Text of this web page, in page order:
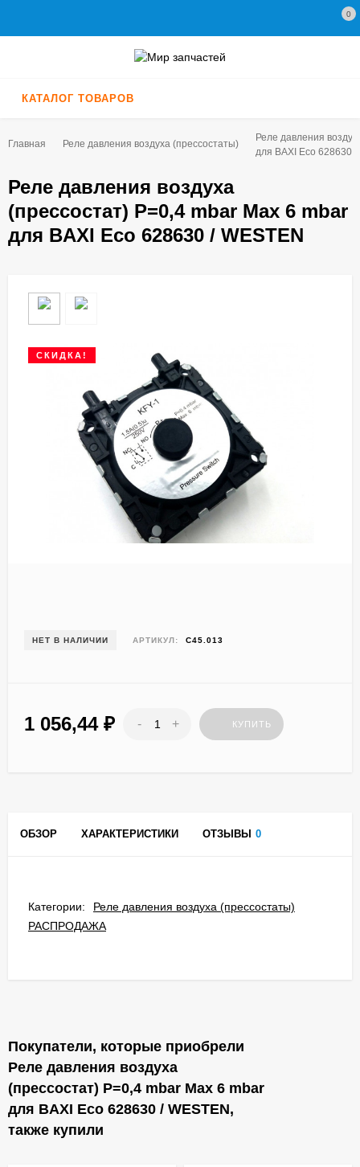
0
КАТАЛОГ ТОВАРОВ
Главная Реле давления воздуха (прессостаты)
Реле давления
для BAXI Eco 628630 /
Реле давления воздуха
(прессостат) P=0,4 mbar Max 6 mbar
для BAXI Eco 628630 / WESTEN
СКИДКА!
НЕТ В НАЛИЧИИ АРТИКУЛ: C45.013
1 056,44 ₽ - + КУПИТЬ
ОБЗОР ХАРАКТЕРИСТИКИ ОТЗЫВЫ 0
Категории:
Реле давления воздуха (прессостаты)
РАСПРОДАЖА
Покупатели, которые приобрели
Реле давления воздуха
(прессостат) P=0,4 mbar Max 6 mbar
для BAXI Eco 628630 / WESTEN,
также купили